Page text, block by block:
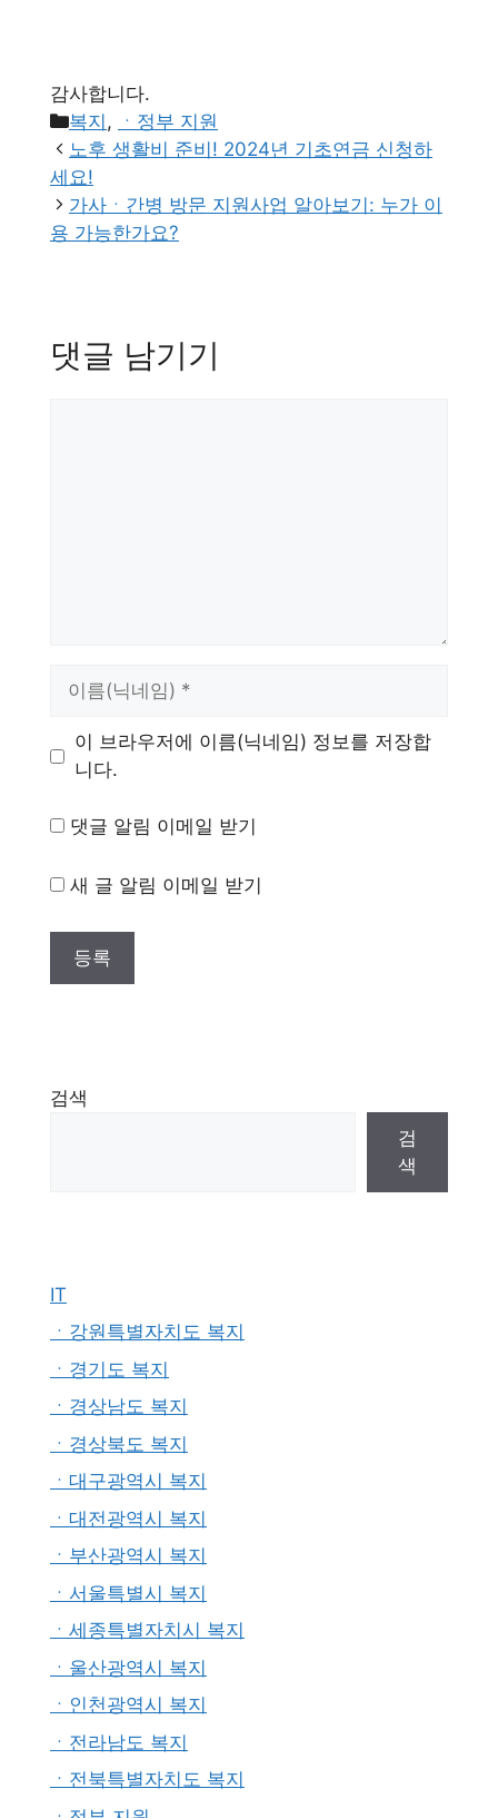
감사합니다.
카
테
고
리
복지 ,
ㆍ정부 지원
노후 생활비 준비! 2024년 기초연금 신청하
세요!
가사ㆍ간병 방문 지원사업 알아보기: 누가 이
용 가능한가요?
댓글 남기기
이 브라우저에 이름(닉네임) 정보를 저장합
니다.
댓글 알림 이메일 받기
새 글 알림 이메일 받기
검색
검
색
IT
ㆍ강원특별자치도 복지
ㆍ경기도 복지
ㆍ경상남도 복지
ㆍ경상북도 복지
ㆍ대구광역시 복지
ㆍ대전광역시 복지
ㆍ부산광역시 복지
ㆍ서울특별시 복지
ㆍ세종특별자치시 복지
ㆍ울산광역시 복지
ㆍ인천광역시 복지
ㆍ전라남도 복지
ㆍ전북특별자치도 복지